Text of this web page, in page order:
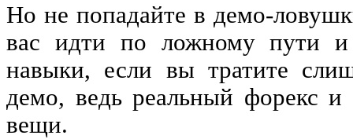
Но не попадайте в демо-
вас идти по ложному пути и
навыки, если вы тратите
демо, ведь реальный форекс и
вещи.